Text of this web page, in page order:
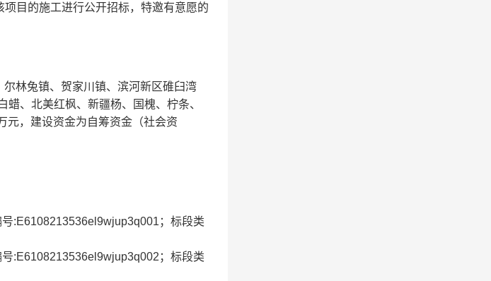
目的施工进行公开招标，特邀有意愿的
林兔镇、贺家川镇、滨河新区碓臼湾
、北美红枫、新疆杨、国槐、柠条、
元，建设资金为自筹资金（社会资
:E6108213536el9wjup3q001；标段类
:E6108213536el9wjup3q002；标段类